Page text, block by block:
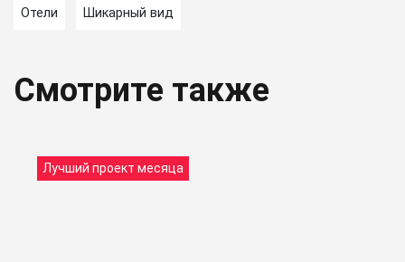
Отели Шикарный вид
Смотрите также
Лучший проект месяца